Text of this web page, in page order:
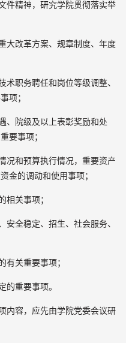
件精神，研究学院贯彻落实举
大改革方案、规章制度、年度
术职务聘任和岗位等级调整、
项；
、院级及以上表彰奖励和处
要事项；
况和预算执行情况，重要资产
金的调动和使用事项；
相关事项；
安全稳定、招生、社会服务、
有关重要事项；
的重要事项。
内容，应先由学院党委会议研